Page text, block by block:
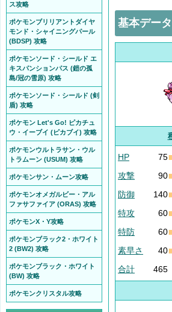
基本データ
HP
75
攻撃
90
防御
140
特攻
60
特防
60
素早さ
40
合計
465
ス攻略
ポケモンブリリアントダイヤ
モンド・シャイニングパール
(BDSP) 攻略
ポケモンソード・シールド エ
キスパンションパス (鎧の孤
島/冠の雪原) 攻略
ポケモンソード・シールド (剣
盾) 攻略
ポケモン Let's Go! ピカチュ
ウ・イーブイ (ピカブイ) 攻略
ポケモンウルトラサン・ウル
トラムーン (USUM) 攻略
ポケモンサン・ムーン攻略
ポケモンオメガルビー・アル
ファサファイア (ORAS) 攻略
ポケモンX・Y攻略
ポケモンブラック2・ホワイト
2 (BW2) 攻略
ポケモンブラック・ホワイト
(BW) 攻略
ポケモンクリスタル攻略